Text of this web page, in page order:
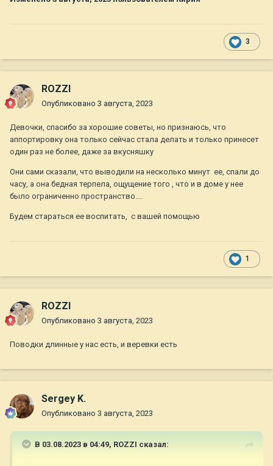
3
ROZZI
Опубликовано 3 августа, 2023
Девочки, спасибо за хорошие советы, но признаюсь, что
аппортировку она только сейчас стала делать и только принесет
один раз не более, даже за вкусняшку
Они сами сказали, что выводили на несколько минут ее, спали до
часу, а она бедная терпела, ощущение того , что и в доме у нее
было ограниченно пространство....
Будем стараться ее воспитать, с вашей помощью
1
ROZZI
Опубликовано 3 августа, 2023
Поводки длинные у нас есть, и веревки есть
Sergey K.
Опубликовано 3 августа, 2023
В 03.08.2023 в 04:49, ROZZI сказал: